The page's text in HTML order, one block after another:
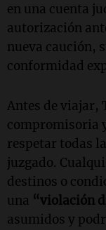
en una cuenta
autorización
nueva caución,
conformidad
Antes de viajar,
compromisoria
respetar todas
juzgado.
destinos o
una “violación
asumidos y